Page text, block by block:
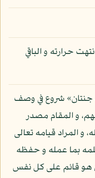
حرارته و الباقي
جنتان» شروع في وصف
و المقام مصدر
و المراد قيامه تعالى
بما عمله و حفظه
هو قائم على كل نفس